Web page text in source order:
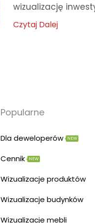
wizualizację
Czytaj Dalej
Popularne
Dla deweloperów NEW
Cennik NEW
Wizualizacje produktów
Wizualizacje budynków
Wizualizacje mebli